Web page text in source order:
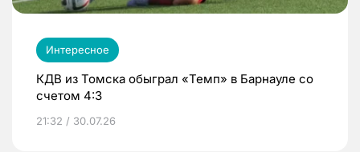
Интересное
КДВ из Томска обыграл «Темп» в Барнауле со
счетом 4:3
21:32 / 30.07.26